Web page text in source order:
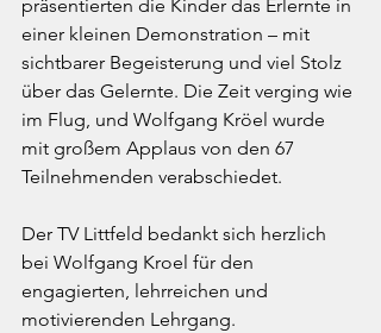
präsentierten die Kinder das Erlernte in
einer kleinen Demonstration – mit
sichtbarer Begeisterung und viel Stolz
über das Gelernte. Die Zeit verging wie
im Flug, und Wolfgang Kröel wurde
mit großem Applaus von den 67
Teilnehmenden verabschiedet.
Der TV Littfeld bedankt sich herzlich
bei Wolfgang Kroel für den
engagierten, lehrreichen und
motivierenden Lehrgang.